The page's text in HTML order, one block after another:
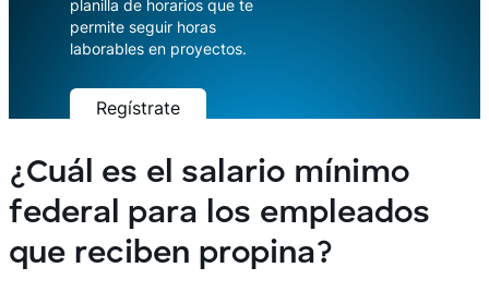
planilla de horarios que te
permite seguir horas
laborables en proyectos.
Regístrate
¿Cuál es el salario mínimo
federal para los empleados
que reciben propina?